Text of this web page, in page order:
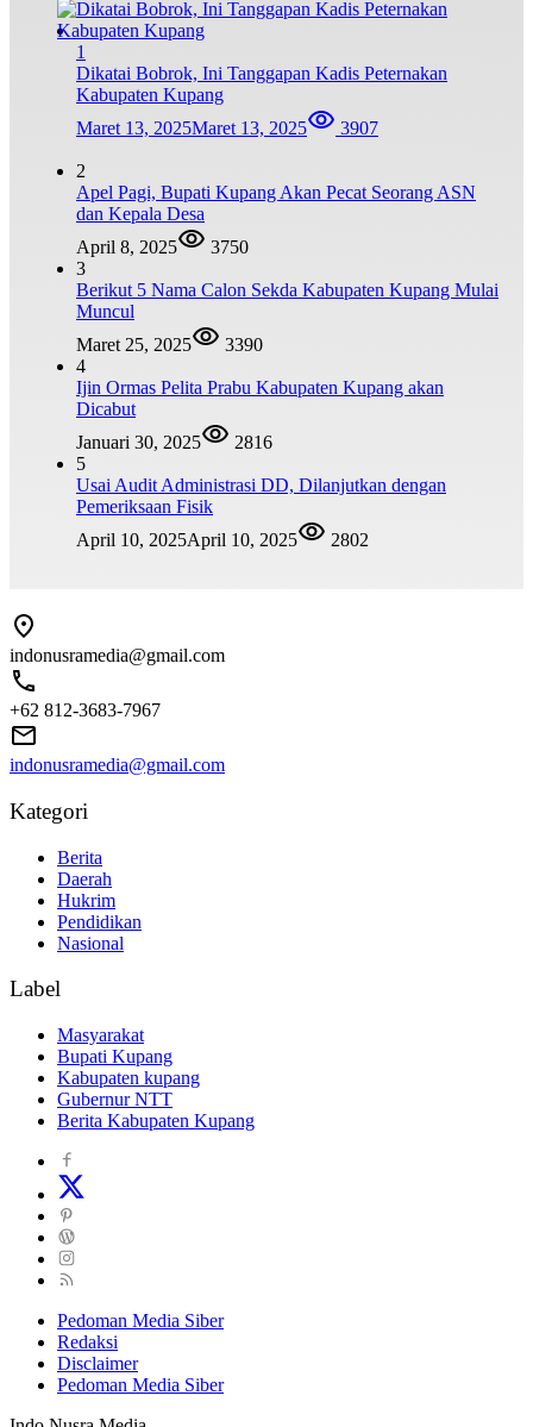
1
Dikatai Bobrok, Ini Tanggapan Kadis Peternakan
Kabupaten Kupang
Maret 13, 2025Maret 13, 2025 3907
2
Apel Pagi, Bupati Kupang Akan Pecat Seorang ASN
dan Kepala Desa
April 8, 2025
3750
3
Berikut 5 Nama Calon Sekda Kabupaten Kupang Mulai
Muncul
Maret 25, 2025
3390
4
Ijin Ormas Pelita Prabu Kabupaten Kupang akan
Dicabut
Januari 30, 2025
2816
5
Usai Audit Administrasi DD, Dilanjutkan dengan
Pemeriksaan Fisik
April 10, 2025April 10, 2025 2802
indonusramedia@gmail.com
+62 812-3683-7967
indonusramedia@gmail.com
Kategori
Berita
Daerah
Hukrim
Pendidikan
Nasional
Label
Masyarakat
Bupati Kupang
Kabupaten kupang
Gubernur NTT
Berita Kabupaten Kupang
Pedoman Media Siber
Redaksi
Disclaimer
Pedoman Media Siber